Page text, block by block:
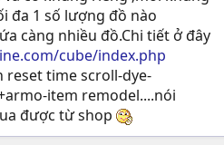
đa 1 số lượng đồ nào
càng nhiều đồ.Chi tiết ở đây
cube/index.php
reset time scroll-dye-
item remodel....nói
được từ shop